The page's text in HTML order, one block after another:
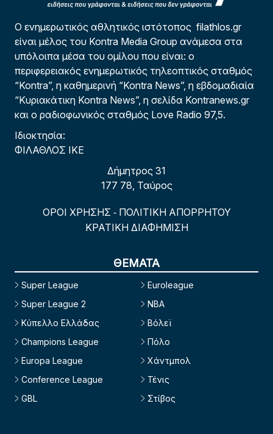
Ο ενημερωτικός αθλητικός ιστότοπος filathlos.gr
είναι μέλος του Kontra Media Group ανάμεσα στα
υπόλοιπα μέσα του ομίλου που είναι: ο
περιφερειακός ενημερωτικός τηλεοπτικός σταθμός
“Kontra”, η καθημερινή “Kontra News”, η εβδομαδιαία
“Κυριακάτικη Kontra News”, η σελίδα Kontranews.gr
και ο ραδιοφωνικός σταθμός Love Radio 97,5.
Ιδιοκτησία:
ΦΙΛΑΘΛΟΣ ΙΚΕ
Δήμητρος 31
177 78, Ταύρος
ΟΡΟΙ ΧΡΗΣΗΣ - ΠΟΛΙΤΙΚΗ ΑΠΟΡΡΗΤΟΥ
ΚΡΑΤΙΚΗ ΔΙΑΦΗΜΙΣΗ
ΘΕΜΑΤΑ
Super League
Super League 2
Κύπελλο Ελλάδας
Champions League
Europa League
Conference League
GBL
Euroleague
NBA
Βόλεϊ
Πόλο
Χάντμπολ
Τένις
Στίβος